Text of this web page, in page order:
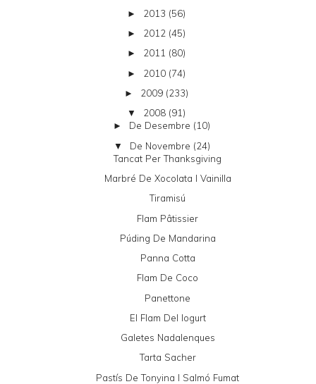
► 2013 (56)
► 2012 (45)
► 2011 (80)
► 2010 (74)
► 2009 (233)
▼ 2008 (91)
► De Desembre (10)
▼ De Novembre (24)
Tancat Per Thanksgiving
Marbré De Xocolata I Vainilla
Tiramisú
Flam Pâtissier
Púding De Mandarina
Panna Cotta
Flam De Coco
Panettone
El Flam Del Iogurt
Galetes Nadalenques
Tarta Sacher
Pastís De Tonyina I Salmó Fumat